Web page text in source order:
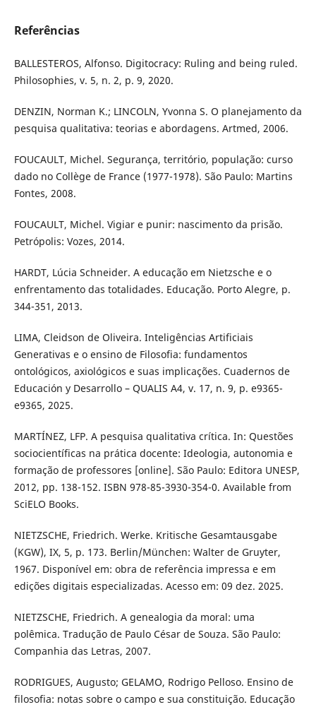
Referências
BALLESTEROS, Alfonso. Digitocracy: Ruling and being ruled.
Philosophies, v. 5, n. 2, p. 9, 2020.
DENZIN, Norman K.; LINCOLN, Yvonna S. O planejamento da
pesquisa qualitativa: teorias e abordagens. Artmed, 2006.
FOUCAULT, Michel. Segurança, território, população: curso
dado no Collège de France (1977-1978). São Paulo: Martins
Fontes, 2008.
FOUCAULT, Michel. Vigiar e punir: nascimento da prisão.
Petrópolis: Vozes, 2014.
HARDT, Lúcia Schneider. A educação em Nietzsche e o
enfrentamento das totalidades. Educação. Porto Alegre, p.
344-351, 2013.
LIMA, Cleidson de Oliveira. Inteligências Artificiais
Generativas e o ensino de Filosofia: fundamentos
ontológicos, axiológicos e suas implicações. Cuadernos de
Educación y Desarrollo – QUALIS A4, v. 17, n. 9, p. e9365-
e9365, 2025.
MARTÍNEZ, LFP. A pesquisa qualitativa crítica. In: Questões
sociocientíficas na prática docente: Ideologia, autonomia e
formação de professores [online]. São Paulo: Editora UNESP,
2012, pp. 138-152. ISBN 978-85-3930-354-0. Available from
SciELO Books.
NIETZSCHE, Friedrich. Werke. Kritische Gesamtausgabe
(KGW), IX, 5, p. 173. Berlin/München: Walter de Gruyter,
1967. Disponível em: obra de referência impressa e em
edições digitais especializadas. Acesso em: 09 dez. 2025.
NIETZSCHE, Friedrich. A genealogia da moral: uma
polêmica. Tradução de Paulo César de Souza. São Paulo:
Companhia das Letras, 2007.
RODRIGUES, Augusto; GELAMO, Rodrigo Pelloso. Ensino de
filosofia: notas sobre o campo e sua constituição. Educação